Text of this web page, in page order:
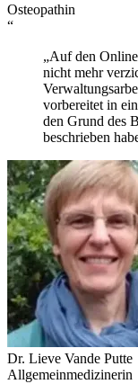
Osteopathin
“
„Auf den
nicht mehr
vorbereitet in
den Grund des
beschrieben
Dr. Lieve Vande Putte
Allgemeinmedizinerin